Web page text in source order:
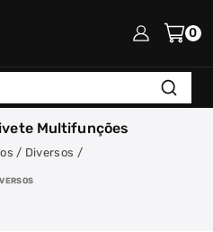
0
Search
Multifunções
/ Diversos /